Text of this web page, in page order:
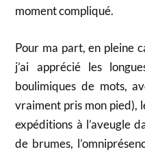
moment compliqué.
Pour ma part, en pleine
j’ai apprécié les
boulimiques de mots,
vraiment pris mon pied),
expéditions à l’aveugle
de brumes,